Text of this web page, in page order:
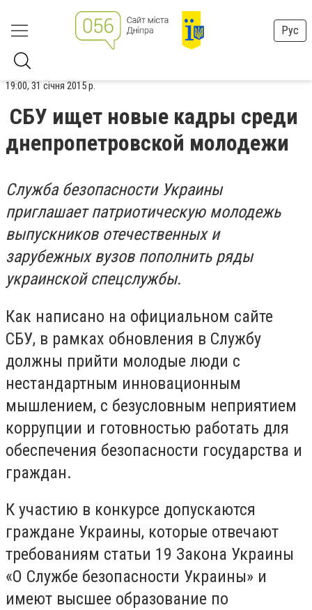
Рус
19:00, 31 січня 2015 р.
СБУ ищет новые кадры среди
днепропетровской молодежи
Служба безопасности Украины
приглашает патриотическую молодежь
выпускников отечественных и
зарубежных вузов пополнить ряды
украинской спецслужбы.
Как написано на официальном сайте
СБУ, в рамках обновления в Службу
должны прийти молодые люди с
нестандартным инновационным
мышлением, с безусловным неприятием
коррупции и готовностью работать для
обеспечения безопасности государства и
граждан.
К участию в конкурсе допускаются
граждане Украины, которые отвечают
требованиям статьи 19 Закона Украины
«О Службе безопасности Украины» и
имеют высшее образование по